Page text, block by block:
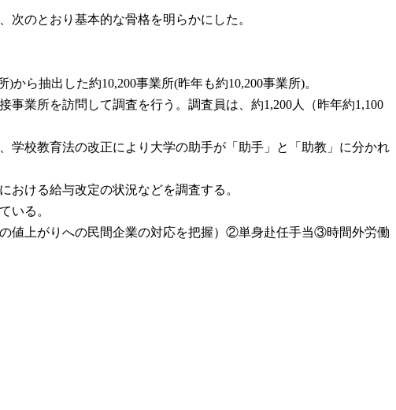
のとおり基本的な骨格を明らかにした。
ら抽出した約10,200事業所(昨年も約10,200事業所)。
業所を訪問して調査を行う。調査員は、約1,200人（昨年約1,100
学校教育法の改正により大学の助手が「助手」と「助教」に分かれ
おける給与改定の状況などを調査する。
いる。
値上がりへの民間企業の対応を把握）②単身赴任手当③時間外労働